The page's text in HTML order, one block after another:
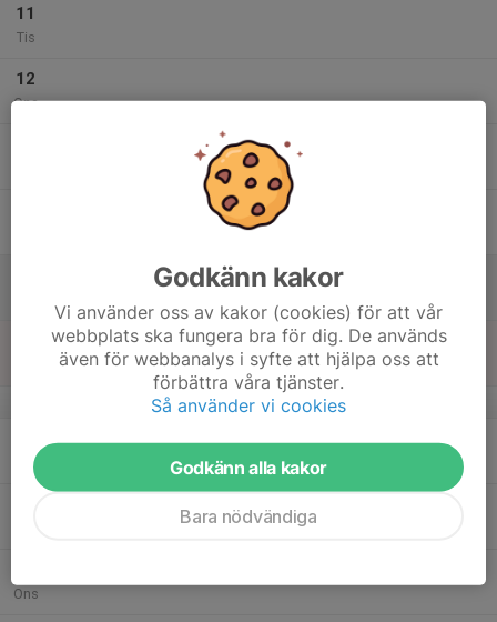
11
Tis
12
Ons
v.12
Mån
Ons
Godkänn kakor
Vi använder oss av kakor (cookies) för att vår
webbplats ska fungera bra för dig. De används
även för webbanalys i syfte att hjälpa oss att
förbättra våra tjänster.
Så använder vi cookies
Godkänn alla kakor
Bara nödvändiga